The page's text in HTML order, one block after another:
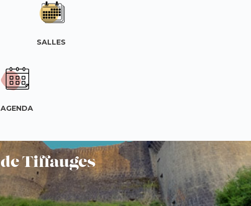
SALLES
AGENDA
de Tiffauges